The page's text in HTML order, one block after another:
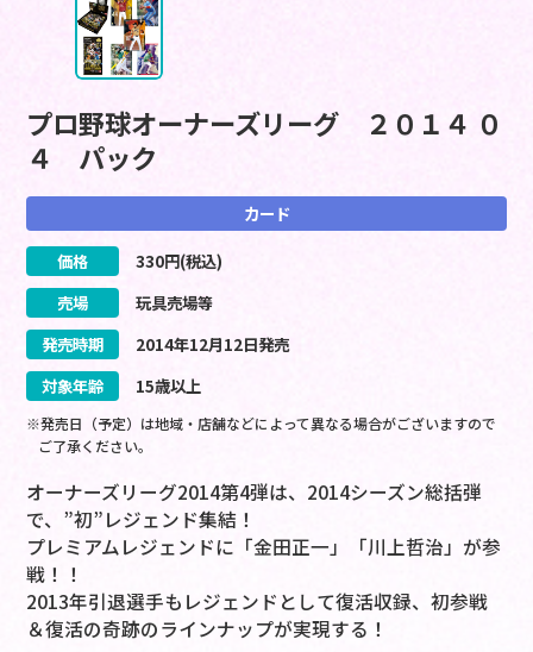
プロ野球オーナーズリーグ ２０１４ ０
４ パック
カード
価格 330円(税込)
売場
玩具売場等
発売時期
2014年12月12日発売
対象年齢
15歳以上
※発売日（予定）は地域・店舗などによって異なる場合がございますので
ご了承ください。
オーナーズリーグ2014第4弾は、2014シーズン総括弾
で、”初”レジェンド集結！
プレミアムレジェンドに「金田正一」「川上哲治」が参
戦！！
2013年引退選手もレジェンドとして復活収録、初参戦
＆復活の奇跡のラインナップが実現する！